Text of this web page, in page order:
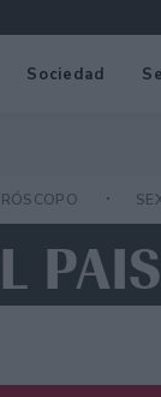
Sociedad